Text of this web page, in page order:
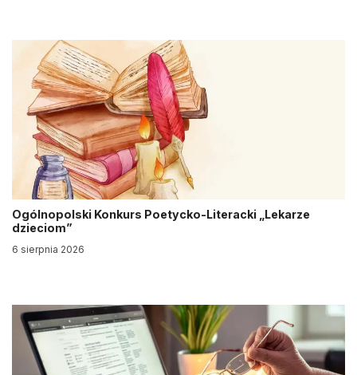
Ogólnopolski Konkurs Poetycko-Literacki „Lekarze
dzieciom”
6 sierpnia 2026